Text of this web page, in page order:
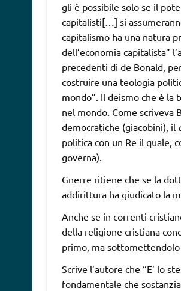
gli è possibile solo se il
capitalisti[…] si
capitalismo ha una natura
dell’economia capitalista”
precedenti di de Bonald,
costruire una teologia
mondo”. Il deismo che è la
nel mondo. Come scriveva
democratiche (giacobini), il
politica con un Re il quale,
governa).
Gnerre ritiene che se la
addirittura ha giudicato la
Anche se in correnti
della religione cristiana
primo, ma
Scrive l’autore che “E’ lo
fondamentale che